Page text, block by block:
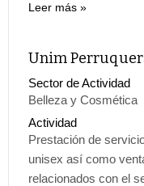
Leer más
Unim
Sector de Actividad
Belleza y Cosmética
Actividad
Prestación de
unisex así como
relacionados con el